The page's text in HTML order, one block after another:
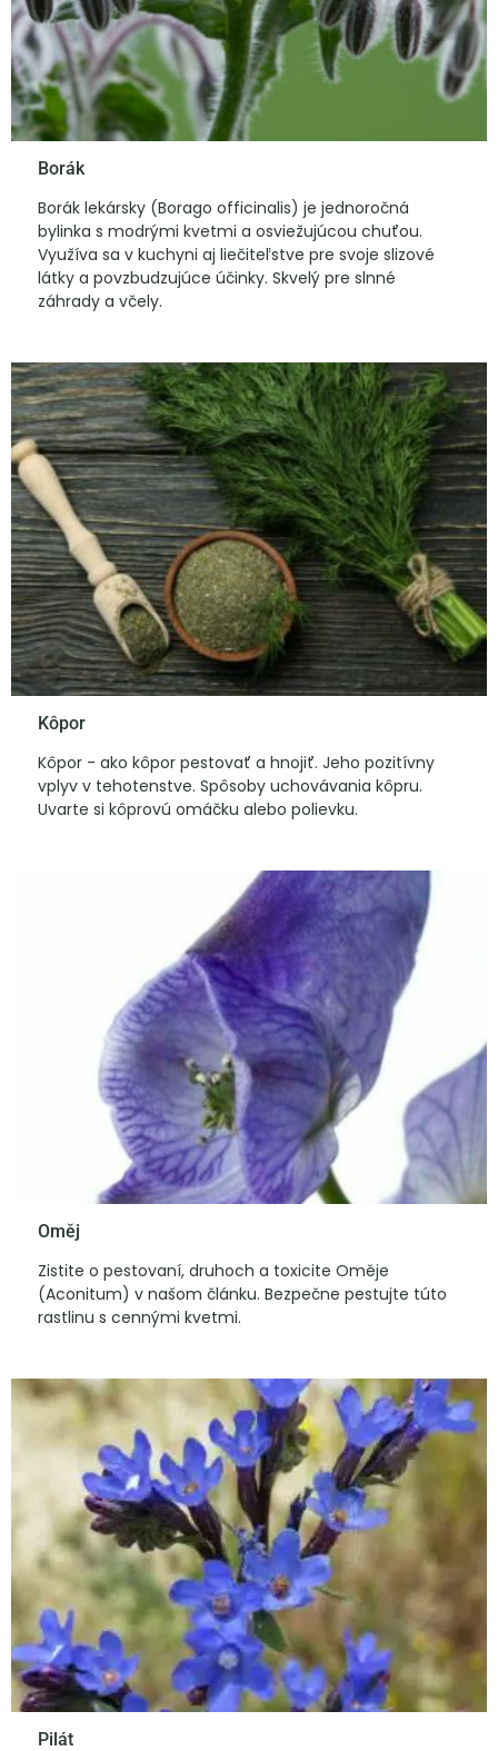
Borák
Borák lekársky (Borago officinalis) je jednoročná
bylinka s modrými kvetmi a osviežujúcou chuťou.
Využíva sa v kuchyni aj liečiteľstve pre svoje slizové
látky a povzbudzujúce účinky. Skvelý pre slnné
záhrady a včely.
Kôpor
Kôpor - ako kôpor pestovať a hnojiť. Jeho pozitívny
vplyv v tehotenstve. Spôsoby uchovávania kôpru.
Uvarte si kôprovú omáčku alebo polievku.
Oměj
Zistite o pestovaní, druhoch a toxicite Oměje
(Aconitum) v našom článku. Bezpečne pestujte túto
rastlinu s cennými kvetmi.
Pilát